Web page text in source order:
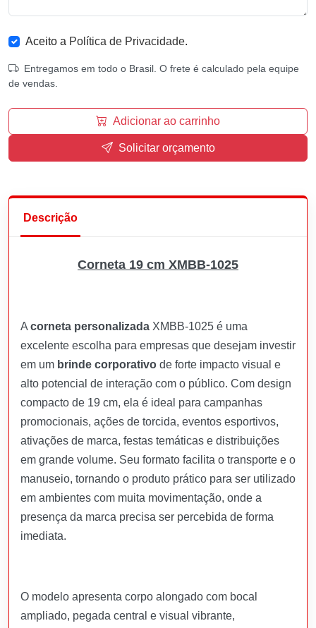
Aceito a Política de Privacidade.
Entregamos em todo o Brasil. O frete é calculado pela equipe
de vendas.
Adicionar ao carrinho
Solicitar orçamento
Descrição
Corneta 19 cm XMBB-1025
A corneta personalizada XMBB-1025 é uma
excelente escolha para empresas que desejam investir
em um brinde corporativo de forte impacto visual e
alto potencial de interação com o público. Com design
compacto de 19 cm, ela é ideal para campanhas
promocionais, ações de torcida, eventos esportivos,
ativações de marca, festas temáticas e distribuições
em grande volume. Seu formato facilita o transporte e o
manuseio, tornando o produto prático para ser utilizado
em ambientes com muita movimentação, onde a
presença da marca precisa ser percebida de forma
imediata.
O modelo apresenta corpo alongado com bocal
ampliado, pegada central e visual vibrante,